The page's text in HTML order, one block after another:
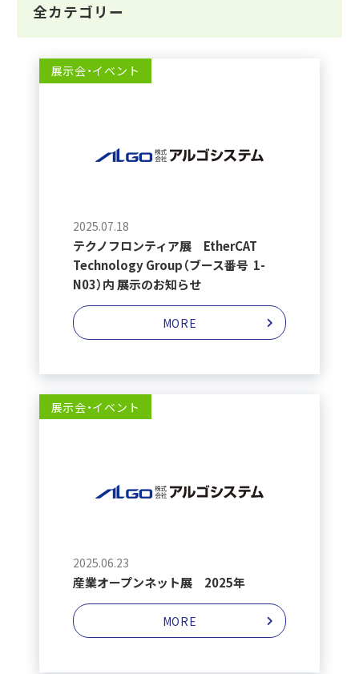
全カテゴリー
展示会・イベント
2025.07.18
テクノフロンティア展 EtherCAT
Technology Group（ブース番号 1-
N03）内 展示のお知らせ
MORE
展示会・イベント
2025.06.23
産業オープンネット展 2025年
MORE